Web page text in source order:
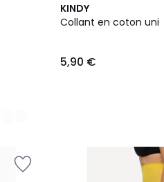
KINDY
Collant en coton uni
5,90 €
4
Couleurs